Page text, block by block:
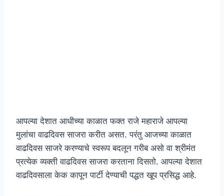
आपल्या देशात आधीच्या काळात फक्त राजे महाराजे आपल्या
मुलांचा वाढदिवस साजरा करीत असत. परंतु आजच्या काळात
वाढदिवस साजरे करण्याचे स्वरूप बदलून गरीब असो वा श्रीमंत
प्रत्येक व्यक्ती वाढदिवस साजरा करताना दिसतो. आपल्या देशात
वाढदिवसाला केक कापून पार्टी देण्याची पद्धत खूप प्रसिद्ध आहे.